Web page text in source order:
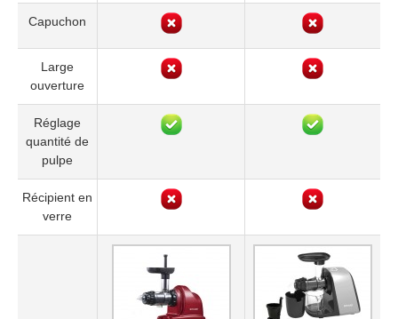
Capuchon
Large
ouverture
Réglage
quantité de
pulpe
Récipient en
verre